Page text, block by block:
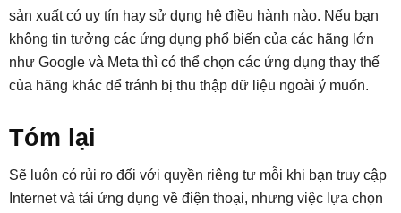
sản xuất có uy tín hay sử dụng hệ điều hành nào. Nếu bạn
không tin tưởng các ứng dụng phổ biến của các hãng lớn
như Google và Meta thì có thể chọn các ứng dụng thay thế
của hãng khác để tránh bị thu thập dữ liệu ngoài ý muốn.
Tóm lại
Sẽ luôn có rủi ro đối với quyền riêng tư mỗi khi bạn truy cập
Internet và tải ứng dụng về điện thoại, nhưng việc lựa chọn